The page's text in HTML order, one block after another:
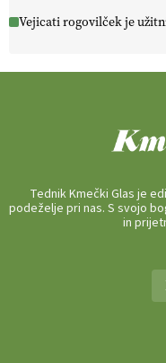
Vejicati rogovilček je
Tednik Kmečki Glas je
podeželje pri nas. S svojo
in